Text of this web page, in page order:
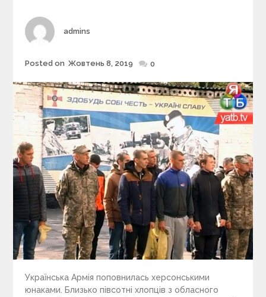
s
Author
admins
Posted
Posted on Жовтень 8, 2019 0
Українська Армія поповнилась херсонськими
юнаками. Близько півсотні хлопців з обласного